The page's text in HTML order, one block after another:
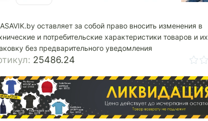
оставляет за собой право вносить изменения в
и потребительские характеристики товаров и их
без предварительного уведомления
25486.24